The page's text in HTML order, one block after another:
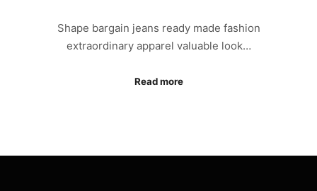
Shape bargain jeans ready made fashion
extraordinary apparel valuable look…
Read more